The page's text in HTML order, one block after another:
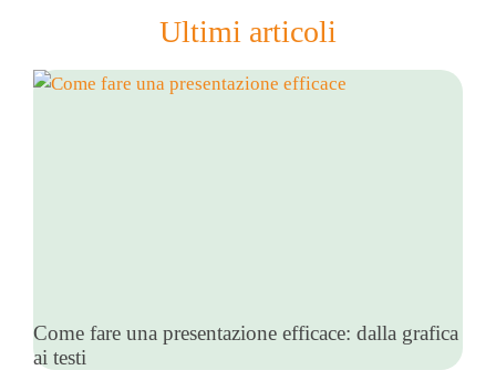
Ultimi articoli
Come fare una presentazione efficace: dalla grafica
ai testi